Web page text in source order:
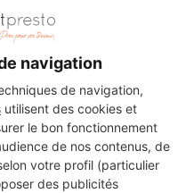
navigation
de navigation,
utilisent des cookies et
le bon fonctionnement
de nos contenus, de
votre profil (particulier
des publicités
DEVIS